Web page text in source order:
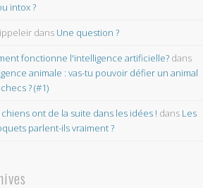
intox ?
dans Une question ?
fonctionne l'intelligence artificielle? dans
animale : vas-tu pouvoir défier un animal
? (#1)
chiens ont de la suite dans les idées ! dans Les
parlent-ils vraiment ?